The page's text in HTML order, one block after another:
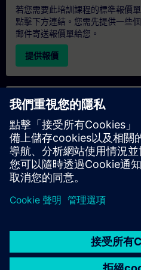
若您需要此培訓課程的標準報價
點擊下方連結。您需先提供一些
郵件寄送報價單給您。
提供報價
專屬培訓諮詢
若您需要針對專屬培訓課程（無
SITRAIN 培訓中心舉辦）索取報
類請求適合較大規模的團體（6
培訓需求後，我們將向您發送報
索取專屬報價